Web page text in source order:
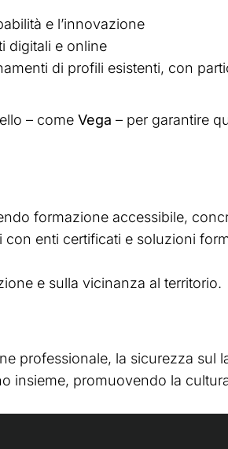
e l’innovazione
digitali e online
di profili esistenti, con
– come Vega – per garantire
formazione accessibile,
enti certificati e soluzioni
e sulla vicinanza al territorio.
professionale, la sicurezza sul
insieme, promuovendo la